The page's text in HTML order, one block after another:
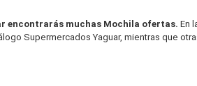
encontrarás muchas Mochila ofertas. En
Supermercados Yaguar, mientras que